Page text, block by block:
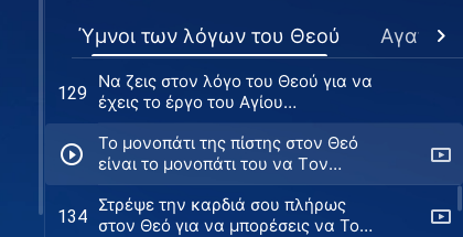
Ύμνοι των λόγων του Θεού
127 Ανατολή
129
Να ζεις στον λόγο του Θεού για να
έχεις το έργο του Αγίου
Πνεύματος
Το μονοπάτι της πίστης στον Θεό
είναι το μονοπάτι του να Tον
αγαπάς
134
Στρέψε την καρδιά σου πλήρως
στον Θεό για να μπορέσεις να Τον